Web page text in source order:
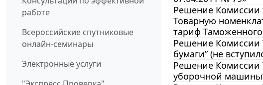
работе
Всероссийские спутниковые
онлайн-семинары
Электронные услуги
Решение Комиссии
Товарную
тариф
Решение Комиссии
бумаги” (не
Решение Комиссии
уборочной